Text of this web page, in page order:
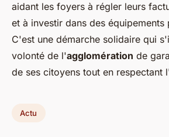
aidant les foyers à régler leurs
et à investir dans des équipements
C'est une démarche solidaire qui
volonté de l'agglomération de
de ses citoyens tout en respectant
Actu